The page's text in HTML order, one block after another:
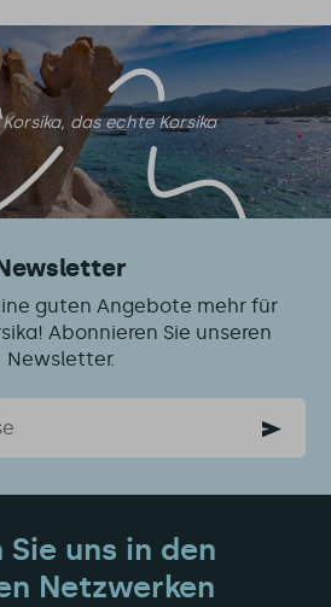
Korsika, das echte Korsika
guten Angebote mehr für
Abonnieren Sie unseren
Newsletter.
Sie uns in den
Netzwerken